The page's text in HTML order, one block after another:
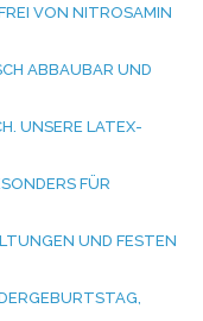
VON NITROSAMIN
ABBAUBAR UND
UNSERE LATEX-
FÜR
UND FESTEN